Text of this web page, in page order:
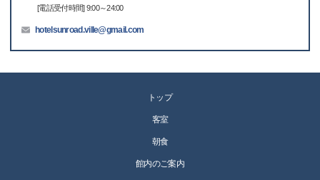
[電話受付時間] 9:00～24:00
hotelsunroad.ville@gmail.com
トップ
客室
朝食
館内のご案内